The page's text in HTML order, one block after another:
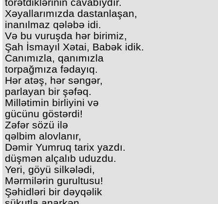
Xəyallarımızda dastanlaşan,
inanılmaz qələbə idi.
Və bu vuruşda hər birimiz,
Şah İsmayıl Xətai, Babək idik.
Canımızla, qanımızla
torpağmıza fədayıq.
Hər atəş, hər səngər,
parlayan bir şəfəq.
Millətimin birliyini və
gücünu göstərdi!
Zəfər sözü ilə
qəlbim alovlanır,
Dəmir Yumruq tarix yazdı.
düşmən alçalıb uduzdu.
Yeri, göyü silkələdi,
Mərmilərin gurultusu!
Şəhidləri bir dəyqəlik